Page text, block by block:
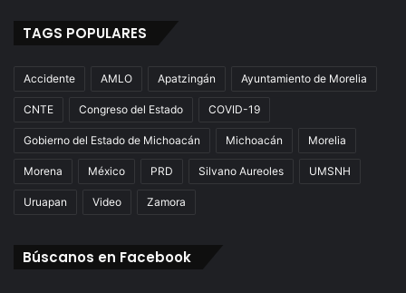
TAGS POPULARES
Accidente AMLO Apatzingán Ayuntamiento de Morelia
CNTE Congreso del Estado COVID-19
Gobierno del Estado de Michoacán Michoacán Morelia
Morena México PRD Silvano Aureoles UMSNH
Uruapan Video Zamora
Búscanos en Facebook